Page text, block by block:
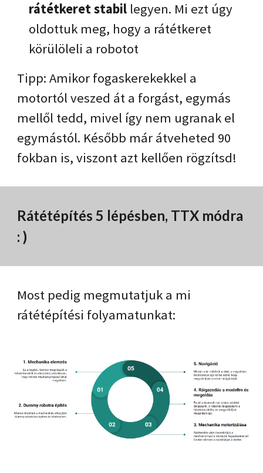
rátétkeret stabil legyen. Mi ezt úgy
oldottuk meg, hogy a rátétkeret
körülöleli a robotot
Tipp: Amikor fogaskerekekkel a
motortól veszed át a forgást, egymás
mellől tedd, mivel így nem ugranak el
egymástól. Később már átveheted 90
fokban is, viszont azt kellően rögzítsd!
Rátétépítés 5 lépésben, TTX módra
: )
Most pedig megmutatjuk a mi
rátétépítési folyamatunkat: